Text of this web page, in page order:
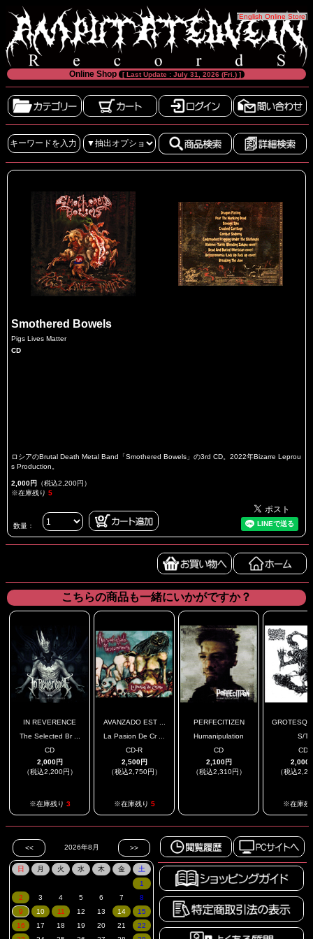
[English Online Store]
Online Shop [ Last Update : July 31, 2026 (Fri.) ]
Smothered Bowels
Pigs Lives Matter
CD
ロシアのBrutal Death Metal Band「Smothered Bowels」の3rd CD。2022年Bizarre Leprou
s Production。
2,000円 （税込2,200円）
※在庫残り 5
数量：
こちらの商品も一緒にいかがですか？
IN REVERENCE
The Selected Br ...
CD
2,000円
（税込2,200円）
※在庫残り 3
AVANZADO EST ...
La Pasion De Cr ...
CD-R
2,500円
（税込2,750円）
※在庫残り 5
PERFECITIZEN
Humanipulation
CD
2,100円
（税込2,310円）
S/T
CD
2,000
（税込
※在庫残